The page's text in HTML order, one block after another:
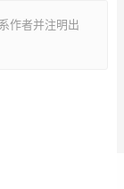
作者并注明出